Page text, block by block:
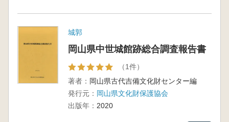
城郭
岡山県中世城館跡総合調査報告書
（1件）
著者： 岡山県古代吉備文化財センター編
発行元： 岡山県文化財保護協会
出版年： 2020